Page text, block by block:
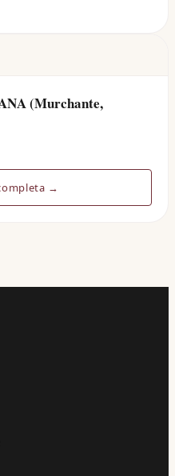
(Murchante,
→